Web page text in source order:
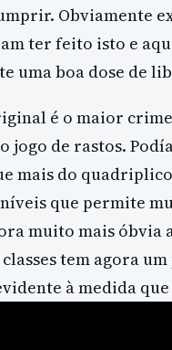
Obviamente
ter feito isto e
uma boa dose de
é o maior
de rastos.
mais do
que permite
muito mais óbvia
tem agora
à medida